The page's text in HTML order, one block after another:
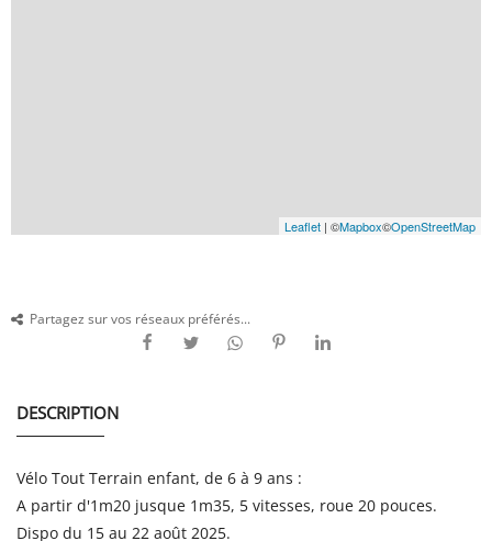
Leaflet | ©Mapbox©OpenStreetMap
Partagez sur vos réseaux préférés...
DESCRIPTION
Vélo Tout Terrain enfant, de 6 à 9 ans :
A partir d'1m20 jusque 1m35, 5 vitesses, roue 20 pouces.
Dispo du 15 au 22 août 2025.